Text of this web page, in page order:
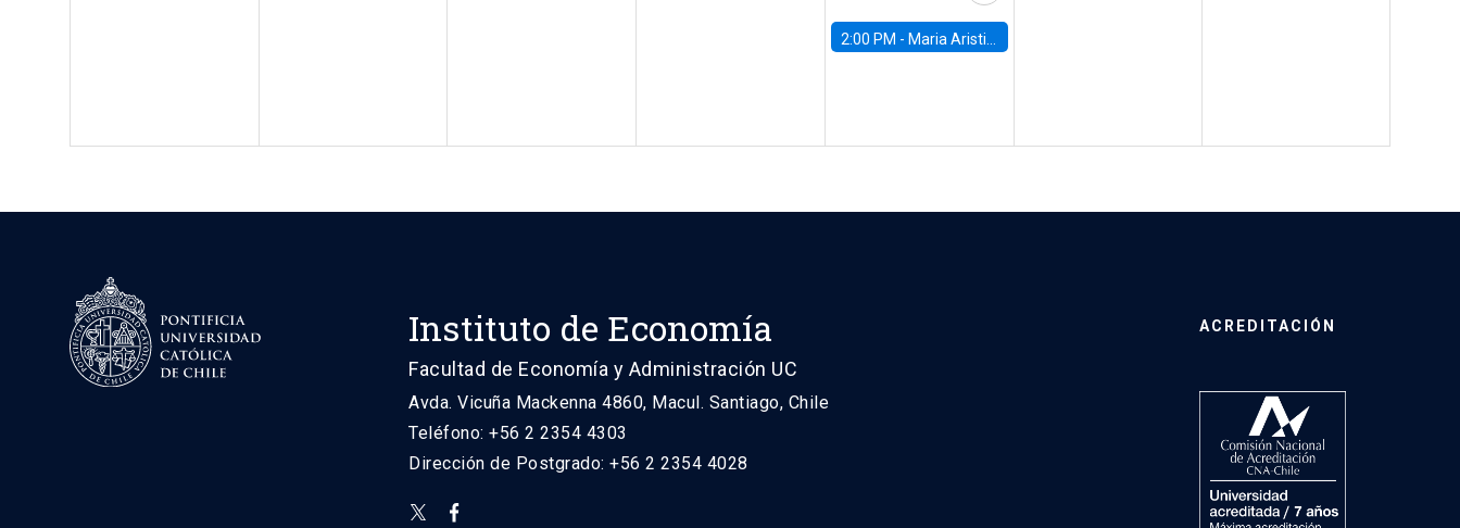
2:00 PM - Maria Aristizabal-Ramirez, FED Board
Instituto de Economía
Facultad de Economía y Administración UC
Avda. Vicuña Mackenna 4860, Macul. Santiago, Chile
Teléfono: +56 2 2354 4303
Dirección de Postgrado: +56 2 2354 4028
ACREDITACIÓN